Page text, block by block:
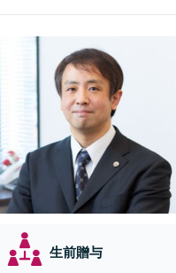
生前贈与